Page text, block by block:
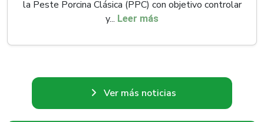
la Peste Porcina Clásica (PPC) con objetivo controlar
y... Leer más
Ver más noticias